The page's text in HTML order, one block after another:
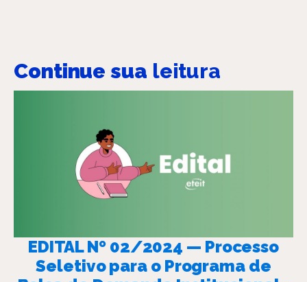
Continue sua leitura
EDITAL Nº 02/2024 — Processo
Seletivo para o Programa de